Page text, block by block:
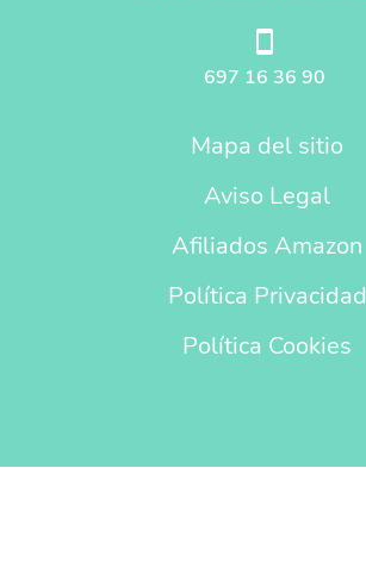
697 16 36 90
Mapa del sitio
Aviso Legal
Afiliados Amazon
Política Privacidad
Política Cookies